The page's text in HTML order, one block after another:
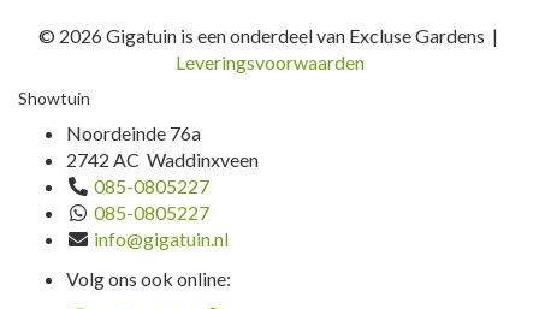
© 2026 Gigatuin is een onderdeel van Excluse Gardens |
Leveringsvoorwaarden
Showtuin
Noordeinde 76a
2742 AC Waddinxveen
085-0805227
085-0805227
info@gigatuin.nl
Volg ons ook online: